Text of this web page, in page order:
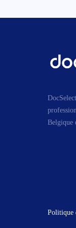
Belgique
Politique